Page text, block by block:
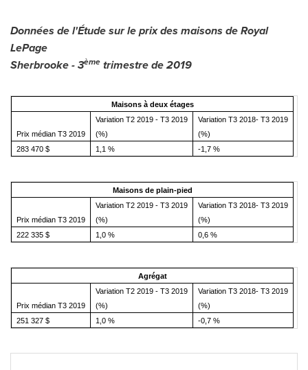
Données de l'Étude sur le prix des maisons deRoyal
LePage
Sherbrooke- 3ème trimestre de 2019
Maisons à deux étages
Prix médian T3 2019
Variation T2 2019 - T3 2019
(%)
Variation T3 2018- T3 2019
(%)
283 470 $
1,1 % -1,7 %
Maisons de plain-pied
Prix médian T3 2019
Variation T2 2019 - T3 2019
(%)
Variation T3 2018- T3 2019
(%)
222 335 $
1,0 % 0,6 %
Agrégat
Prix médian T3 2019
Variation T2 2019 - T3 2019
(%)
Variation T3 2018- T3 2019
(%)
251 327 $
1,0 % -0,7 %